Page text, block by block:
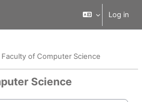
Log in
Faculty of Computer Science
Science